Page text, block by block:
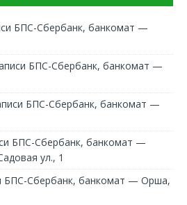
БПС-Сбербанк, банкомат —
БПС-Сбербанк, банкомат —
БПС-Сбербанк, банкомат —
БПС-Сбербанк, банкомат —
ул., 1
БПС-Сбербанк, банкомат — Орша,